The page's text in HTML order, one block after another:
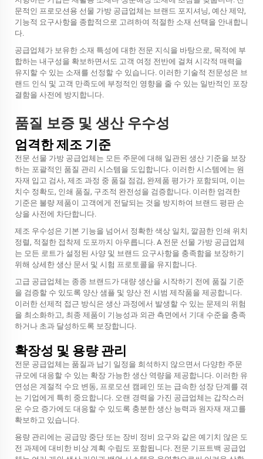
문적인 프로모션용 선물 가방 공급업체는 브랜드 포지셔닝, 예산 제약,
기능적 요구사항을 종합적으로 고려하여 적절한 소재 선택을 안내합니
다.
공급업체가 보유한 소재 특성에 대한 전문 지식을 바탕으로, 목적에 부
합하는 내구성을 확보하면서도 고객 여정 전반에 걸쳐 시각적 매력을
유지할 수 있는 소재를 선정할 수 있습니다. 이러한 기술적 전문성은 브
랜드 인식 및 고객 만족도에 부정적인 영향을 줄 수 있는 일반적인 포장
결함을 사전에 방지합니다.
품질 보증 및 생산 우수성
엄격한 제조 기준
전문 선물 가방 공급업체는 모든 주문에 대해 일관된 생산 기준을 보장
하는 포괄적인 품질 관리 시스템을 도입합니다. 이러한 시스템에는 원
자재 입고 검사, 제조 과정 중 품질 점검, 완제품 평가가 포함되며, 이는
치수 정확도, 인쇄 품질, 구조적 완전성을 검증합니다. 이러한 엄격한
기준은 불량 제품이 고객에게 전달되는 것을 방지하여 브랜드 평판 손
상을 사전에 차단합니다.
제조 우수성은 기본 기능을 넘어서 정확한 색상 일치, 깔끔한 인쇄 위치
정렬, 적절한 접착제 도포까지 아우릅니다. A 전문 선물 가방 공급업체
는 모든 로트가 설정된 사양 및 브랜드 요구사항을 충족함을 보장하기
위해 상세한 생산 문서 및 시험 프로토콜을 유지합니다.
고급 공급업체는 종종 브랜드가 대량 생산을 시작하기 전에 품질 기준
을 검증할 수 있도록 양산 샘플 및 양산 전 시범 제작품을 제공합니다.
이러한 선제적 접근 방식은 생산 과정에서 발생할 수 있는 문제의 위험
을 최소화하고, 최종 제품이 기능성과 외관 측면에서 기대 수준을 충족
하거나 초과 달성하도록 보장합니다.
확장성 및 용량 관리
전문 공급업체는 품질과 납기 일정을 희석하지 않으면서 다양한 주문
규모에 대응할 수 있는 확장 가능한 생산 역량을 제공합니다. 이러한 유
연성은 계절적 수요 변동, 프로모션 캠페인 또는 급속한 성장 단계를 겪
는 기업에게 특히 중요합니다. 오랜 경력을 가진 공급업체는 갑작스러
운 수요 증가에도 대응할 수 있도록 충분한 생산 능력과 원자재 재고를
확보하고 있습니다.
용량 관리에는 공급망 중단 또는 장비 정비 요구와 같은 예기치 않은 도
전 과제에 대비한 비상 계획 수립도 포함됩니다. 전문 기프트백 공급업